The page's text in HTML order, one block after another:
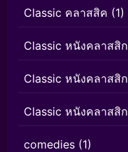
Classic คลาสสิค (1)
Classic หนังคลาสสิก
Classic หนังคลาสสิก
Classic หนังคลาสสิก
comedies (1)